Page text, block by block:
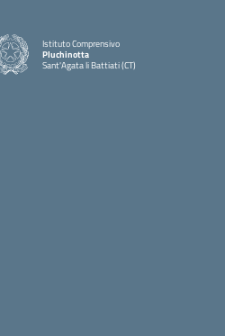
Istituto Comprensivo
Pluchinotta
Sant'Agata li Battiati (CT)
— Visita la pagina iniziale della scuola